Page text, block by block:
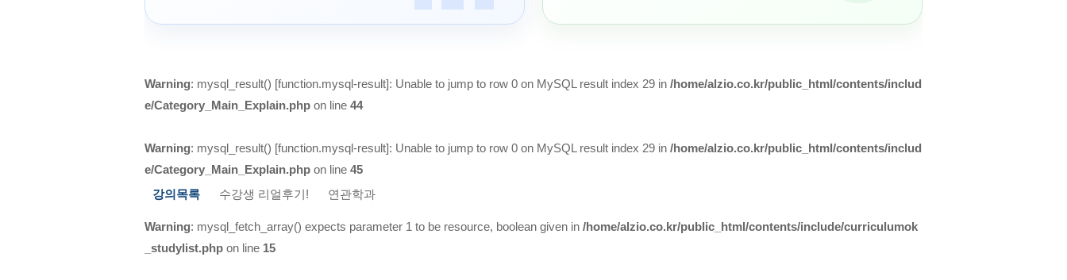
Warning: mysql_result() [function.mysql-result]: Unable to jump to row 0 on MySQL result index 29 in /home/alzio.co.kr/public_html/contents/includ
e/Category_Main_Explain.php on line 44
Warning: mysql_result() [function.mysql-result]: Unable to jump to row 0 on MySQL result index 29 in /home/alzio.co.kr/public_html/contents/includ
e/Category_Main_Explain.php on line 45
강의목록
수강생 리얼후기! 연관학과
Warning: mysql_fetch_array() expects parameter 1 to be resource, boolean given in /home/alzio.co.kr/public_html/contents/include/curriculumok
_studylist.php on line 15